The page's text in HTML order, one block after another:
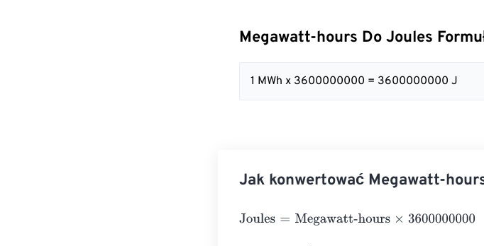
Megawatt-hours Do Joules
1 MWh x 3600000000 = 3600000000 J
Jak konwertować Megawatt-
Joules= Megawatt-hours×3600000000